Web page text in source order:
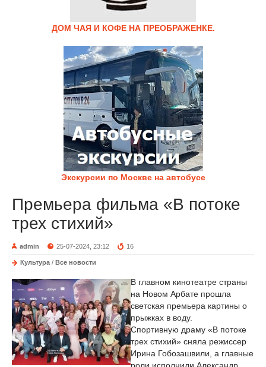
ДОМ ЧАЯ И КОФЕ НА ПРЕОБРАЖЕНКЕ.
Экскурсии по Москве на автобусе
Премьера фильма «В потоке
трех стихий»
admin 25-07-2024, 23:12 16
Культура / Все новости
В главном кинотеатре страны
на Новом Арбате прошла
светская премьера картины о
прыжках в воду.
Спортивную драму «В потоке
трех стихий» сняла режиссер
Ирина Гобозашвили, а главные